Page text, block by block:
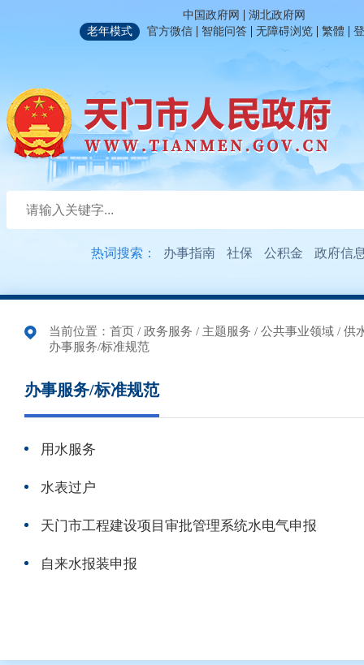
中国政府网 | 湖北政府网
老年模式
官方微信 | 智能问答 | 无障碍浏览 | 繁體 |
热词搜索： 办事指南 社保 公积金 政府信
当前位置： 首页 / 政务服务 / 主题服务 / 公共事业领域 / 供
办事服务/标准规范
办事服务/标准规范
用水服务
水表过户
天门市工程建设项目审批管理系统水电气申报
自来水报装申报